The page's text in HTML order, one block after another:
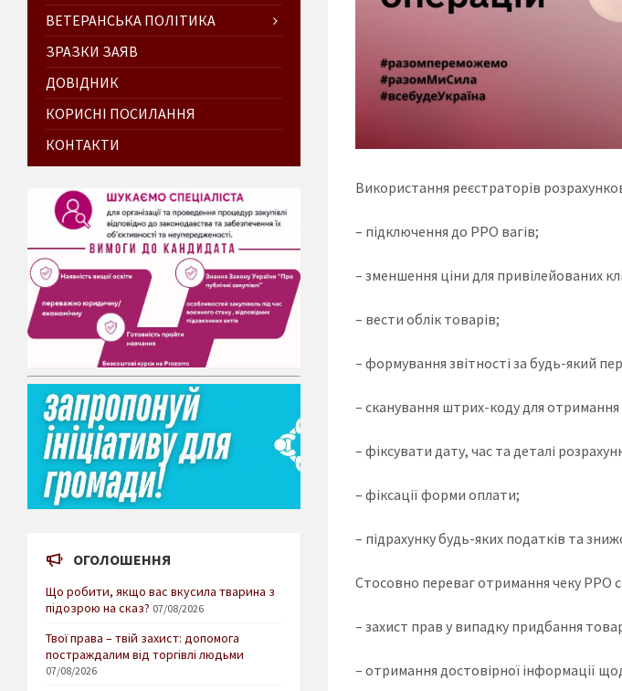
Використання реєстраторів
– підключення до РРО вагів;
– зменшення ціни для привілейованих
– вести облік товарів;
– формування звітності за будь-який
– сканування штрих-коду для отримання
– фіксувати дату, час та деталі
– фіксації форми оплати;
– підрахунку будь-яких податків та
Стосовно переваг отримання чеку РРО
– захист прав у випадку придбання
– отримання достовірної інформації
ВЕТЕРАНСЬКА ПОЛІТИКА
ЗРАЗКИ ЗАЯВ
ДОВІДНИК
КОРИСНІ ПОСИЛАННЯ
КОНТАКТИ
ОГОЛОШЕННЯ
Що робити, якщо вас вкусила тварина з
підозрою на сказ? 07/08/2026
Твої права – твій захист: допомога
постраждалим від торгівлі людьми
07/08/2026